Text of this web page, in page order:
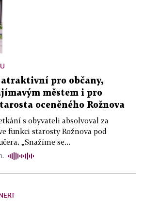
atraktivní pro občany,
městem i pro
oceněného Rožnova
s obyvateli absolvoval za
funkci starosty Rožnova pod
„Snažíme se...